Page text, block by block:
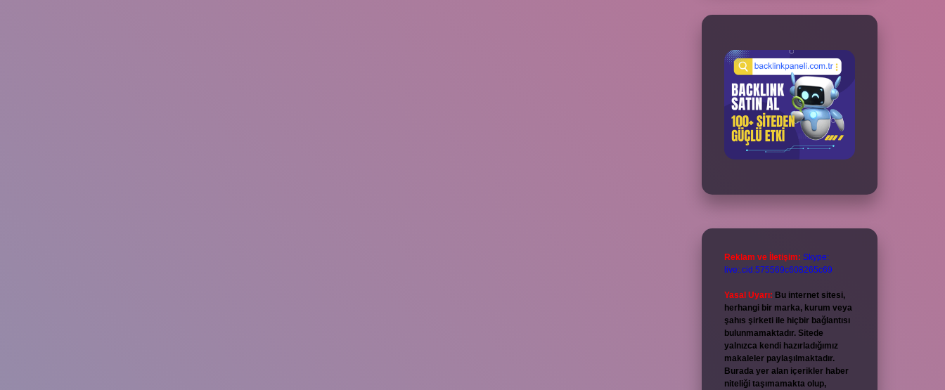
Reklam ve İletişim: Skype:
live:.cid.575569c608265c69
Yasal Uyarı: Bu internet sitesi,
herhangi bir marka, kurum veya
şahıs şirketi ile hiçbir bağlantısı
bulunmamaktadır. Sitede
yalnızca kendi hazırladığımız
makaleler paylaşılmaktadır.
Burada yer alan içerikler haber
niteliği taşımamakta olup,